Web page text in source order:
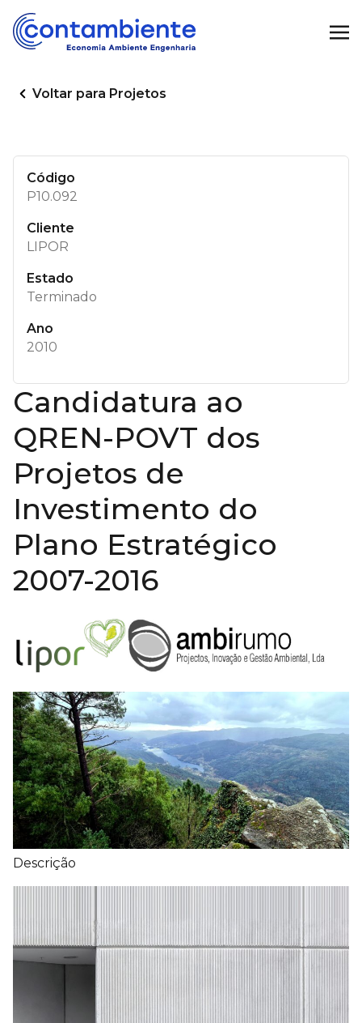
Voltar para Projetos
Código
P10.092
Cliente
LIPOR
Estado
Terminado
Ano
2010
Candidatura ao
QREN-POVT dos
Projetos de
Investimento do
Plano Estratégico
2007-2016
Descrição